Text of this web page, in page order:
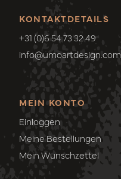
KONTAKTDETAILS
+31 (0)6 54 73 32 49
info@umoartdesign.com
MEIN KONTO
Einloggen
Meine Bestellungen
Mein Wunschzettel